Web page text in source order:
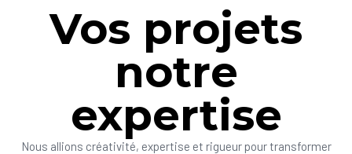
Vos projets
notre
expertise
Nous allions créativité, expertise et rigueur pour transformer